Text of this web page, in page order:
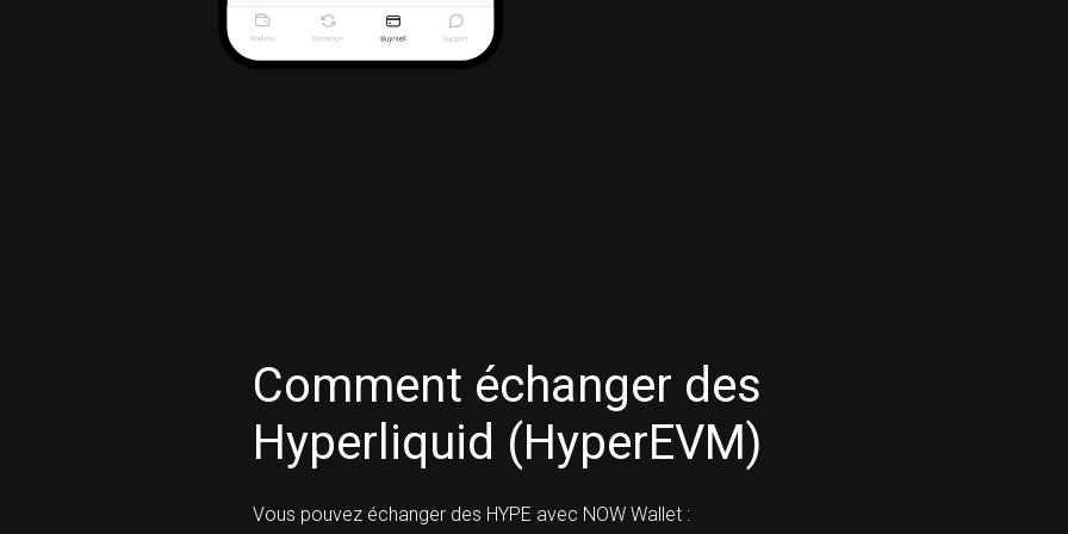
Comment échanger des
Hyperliquid (HyperEVM)
Vous pouvez échanger des HYPE avec NOW Wallet :